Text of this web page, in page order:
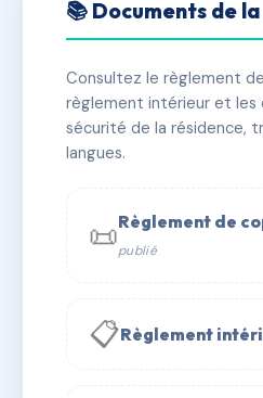
18/20 RUE
94250
📍 18 r pierre marcel 94250
✓ Immatriculée 🏠 30 lots
📞 Contacter Syndic
✉ Email
📚 Documents de
Consultez le règlement
règlement intérieur et les
sécurité de la résidence,
langues.
📜Règlement de
publié
📋Règlement